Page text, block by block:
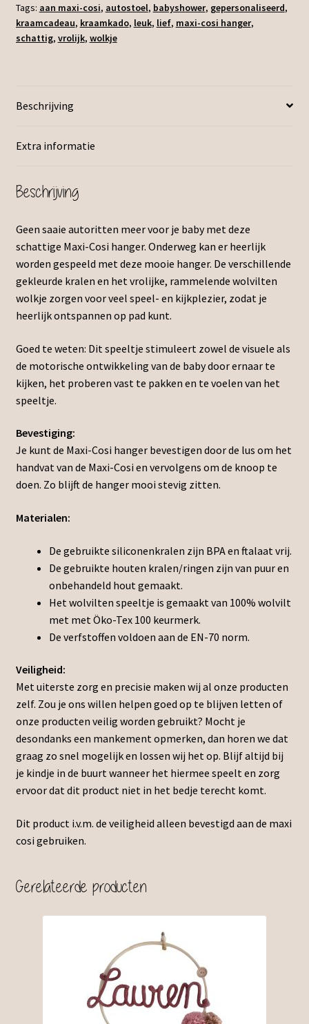
Tags: aan maxi-cosi, autostoel, babyshower, gepersonaliseerd,
kraamcadeau, kraamkado, leuk, lief, maxi-cosi hanger,
schattig, vrolijk, wolkje
Beschrijving
Extra informatie
Beschrijving
Geen saaie autoritten meer voor je baby met deze
schattige Maxi-Cosi hanger. Onderweg kan er heerlijk
worden gespeeld met deze mooie hanger. De verschillende
gekleurde kralen en het vrolijke, rammelende wolvilten
wolkje zorgen voor veel speel- en kijkplezier, zodat je
heerlijk ontspannen op pad kunt.
Goed te weten: Dit speeltje stimuleert zowel de visuele als
de motorische ontwikkeling van de baby door ernaar te
kijken, het proberen vast te pakken en te voelen van het
speeltje.
Bevestiging:
Je kunt de Maxi-Cosi hanger bevestigen door de lus om het
handvat van de Maxi-Cosi en vervolgens om de knoop te
doen. Zo blijft de hanger mooi stevig zitten.
Materialen:
De gebruikte siliconenkralen zijn BPA en ftalaat vrij.
De gebruikte houten kralen/ringen zijn van puur en
onbehandeld hout gemaakt.
Het wolvilten speeltje is gemaakt van 100% wolvilt
met met Öko-Tex 100 keurmerk.
De verfstoffen voldoen aan de EN-70 norm.
Veiligheid:
Met uiterste zorg en precisie maken wij al onze producten
zelf. Zou je ons willen helpen goed op te blijven letten of
onze producten veilig worden gebruikt? Mocht je
desondanks een mankement opmerken, dan horen we dat
graag zo snel mogelijk en lossen wij het op. Blijf altijd bij
je kindje in de buurt wanneer het hiermee speelt en zorg
ervoor dat dit product niet in het bedje terecht komt.
Dit product i.v.m. de veiligheid alleen bevestigd aan de maxi
cosi gebruiken.
Gerelateerde producten